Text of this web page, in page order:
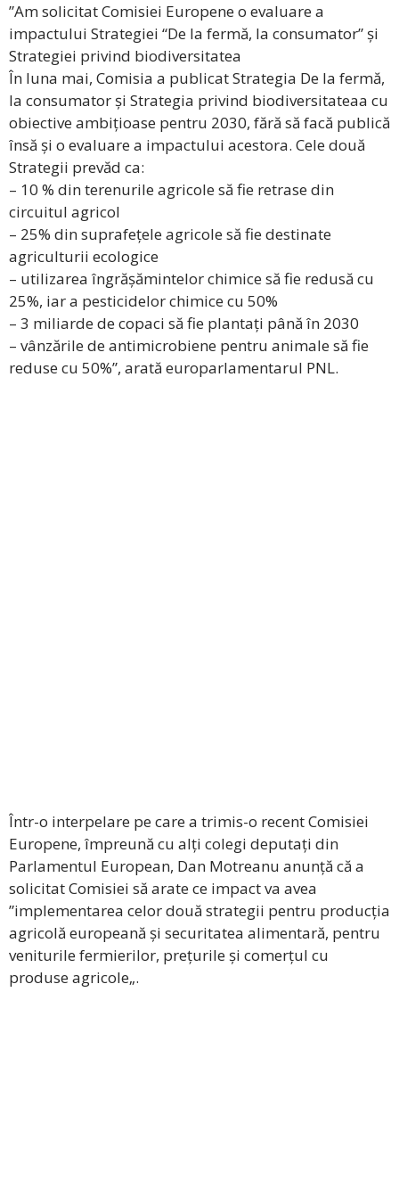
”Am solicitat Comisiei Europene o evaluare a
impactului Strategiei “De la fermă, la consumator” și
Strategiei privind biodiversitatea
În luna mai, Comisia a publicat Strategia De la fermă,
la consumator și Strategia privind biodiversitateaa cu
obiective ambițioase pentru 2030, fără să facă publică
însă și o evaluare a impactului acestora. Cele două
Strategii prevăd ca:
– 10 % din terenurile agricole să fie retrase din
circuitul agricol
– 25% din suprafețele agricole să fie destinate
agriculturii ecologice
– utilizarea îngrășămintelor chimice să fie redusă cu
25%, iar a pesticidelor chimice cu 50%
– 3 miliarde de copaci să fie plantați până în 2030
– vânzările de antimicrobiene pentru animale să fie
reduse cu 50%”, arată europarlamentarul PNL.
Într-o interpelare pe care a trimis-o recent Comisiei
Europene, împreună cu alți colegi deputați din
Parlamentul European, Dan Motreanu anunță că a
solicitat Comisiei să arate ce impact va avea
”implementarea celor două strategii pentru producția
agricolă europeană și securitatea alimentară, pentru
veniturile fermierilor, prețurile și comerțul cu
produse agricole„.